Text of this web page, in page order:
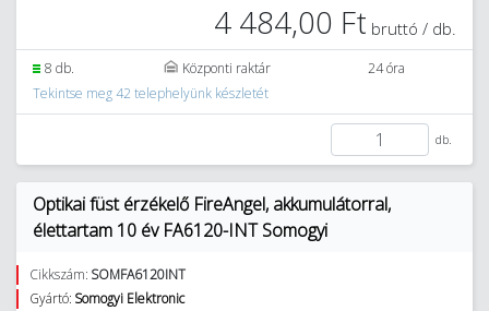
4 484,00 Ft bruttó / db.
8 db. Központi raktár
24 óra
Tekintse meg 42 telephelyünk készletét
db.
Optikai füst érzékelő FireAngel, akkumulátorral,
élettartam 10 év FA6120-INT Somogyi
Cikkszám: SOMFA6120INT
Gyártó: Somogyi Elektronic